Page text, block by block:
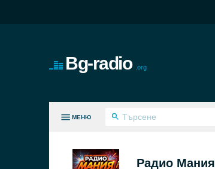
Bg-radio .org
МЕНЮ
Радио Мания